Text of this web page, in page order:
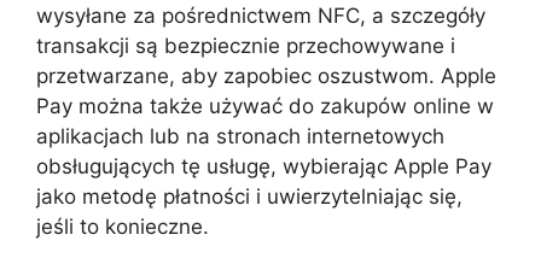
wysyłane za pośrednictwem NFC, a szczegóły
transakcji są bezpiecznie przechowywane i
przetwarzane, aby zapobiec oszustwom. Apple
Pay można także używać do zakupów online w
aplikacjach lub na stronach internetowych
obsługujących tę usługę, wybierając Apple Pay
jako metodę płatności i uwierzytelniając się,
jeśli to konieczne.